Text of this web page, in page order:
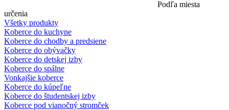
Podľa miesta
určenia
Všetky produkty
Koberce do kuchyne
Koberce do chodby a predsiene
Koberce do obývačky
Koberce do detskej izby
Koberce do spálne
Vonkajšie koberce
Koberce do kúpeľne
Koberce do študentskej izby
Koberce pod vianočný stromček